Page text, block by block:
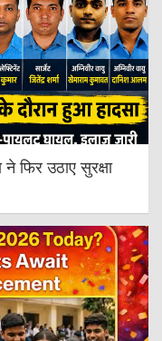
ने फिर उठाए सुरक्षा